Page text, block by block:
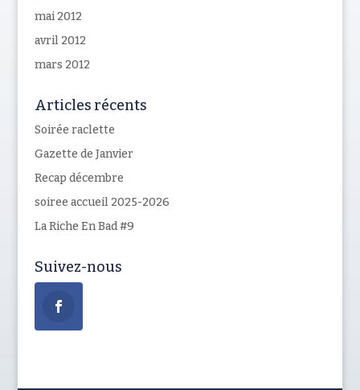
mai 2012
avril 2012
mars 2012
Articles récents
Soirée raclette
Gazette de Janvier
Recap décembre
soiree accueil 2025-2026
La Riche En Bad #9
Suivez-nous